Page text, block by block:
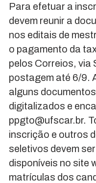
Para efetuar a
devem reunir a
nos editais de
o pagamento da
pelos Correios, via
postagem até 6/9.
alguns
digitalizados e
ppgto@ufscar.br.
inscrição e outros
seletivos devem
disponíveis no site
matrículas dos